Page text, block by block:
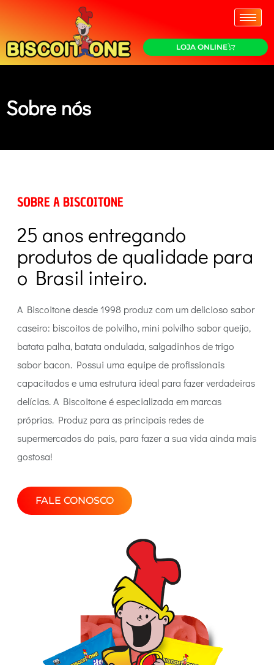
LOJA ONLINE
Sobre nós
SOBRE A BISCOITONE
25 anos entregando
produtos de qualidade para
o Brasil inteiro.
A Biscoitone desde 1998 produz com um delicioso sabor
caseiro: biscoitos de polvilho, mini polvilho sabor queijo,
batata palha, batata ondulada, salgadinhos de trigo
sabor bacon. Possui uma equipe de profissionais
capacitados e uma estrutura ideal para fazer verdadeiras
delícias. A Biscoitone é especializada em marcas
próprias. Produz para as principais redes de
supermercados do pais, para fazer a sua vida ainda mais
gostosa!
FALE CONOSCO